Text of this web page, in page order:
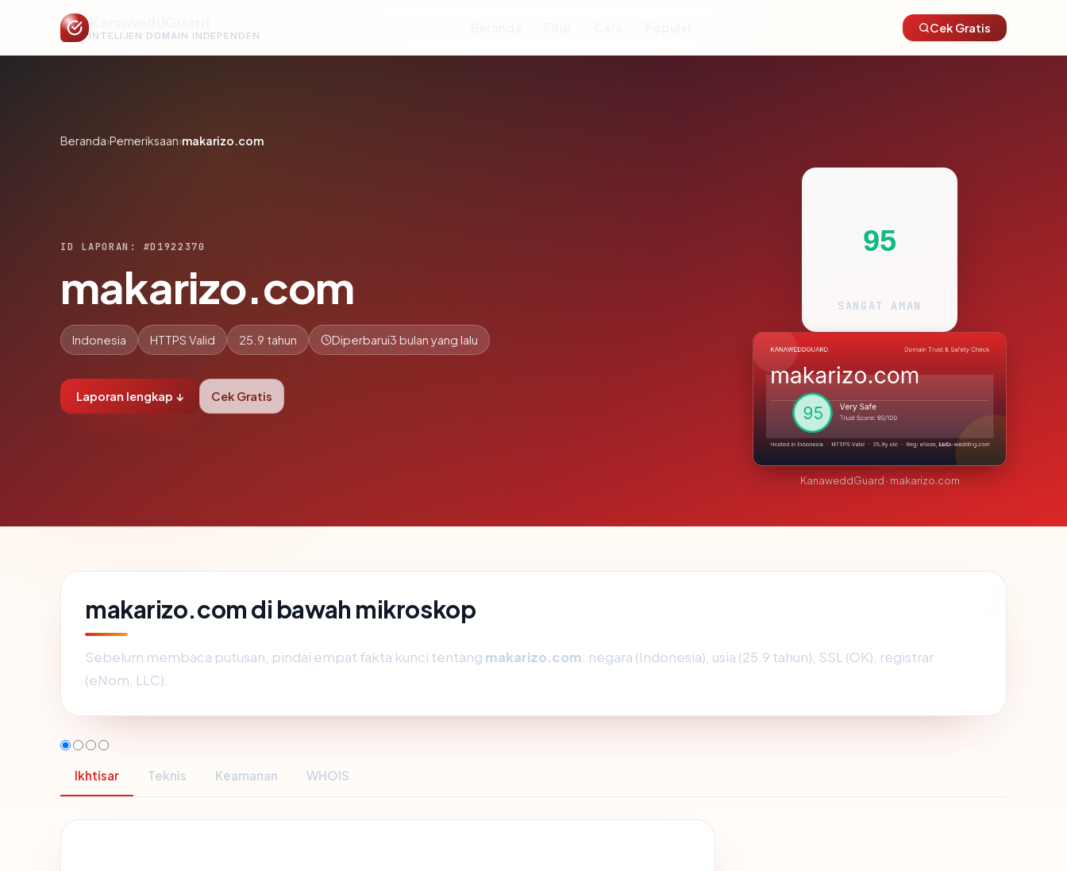
INTELIJEN DOMAIN INDEPENDEN
Cek Gratis
Beranda›Pemeriksaan›makarizo.com
ID LAPORAN: #D1922370
makarizo.com
Indonesia HTTPS Valid 25.9 tahun Diperbarui3 bulan yang lalu
Laporan lengkap ↓ Cek Gratis
95
SANGAT AMAN
KanaweddGuard · makarizo.com
makarizo.com di bawah mikroskop
Sebelum membaca putusan, pindai empat fakta kunci tentang makarizo.com: negara (Indonesia), usia (25.9 tahun), SSL (OK), registrar
(eNom, LLC).
Ikhtisar Teknis Keamanan WHOIS